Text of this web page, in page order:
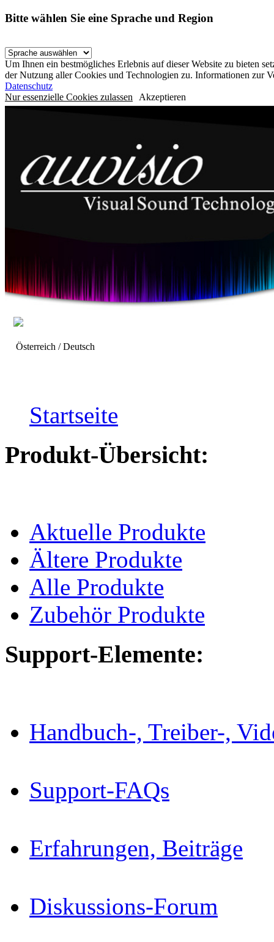
Bitte wählen Sie eine Sprache und Region
Um Ihnen ein bestmögliches Erlebnis auf dieser Website zu bieten
der Nutzung aller Cookies und Technologien zu. Informationen zur
Datenschutz
Nur essenzielle Cookies zulassen Akzeptieren
Österreich / Deutsch
Startseite
Produkt-Übersicht:
Aktuelle Produkte
Ältere Produkte
Alle Produkte
Zubehör Produkte
Support-Elemente:
Handbuch-, Treiber-,
Support-FAQs
Erfahrungen, Beiträge
Diskussions-Forum